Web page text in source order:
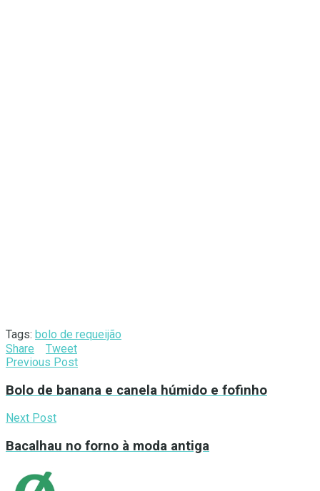
Tags: bolo de requeijão
Share
Tweet
Previous Post
Bolo de banana e canela húmido e fofinho
Next Post
Bacalhau no forno à moda antiga